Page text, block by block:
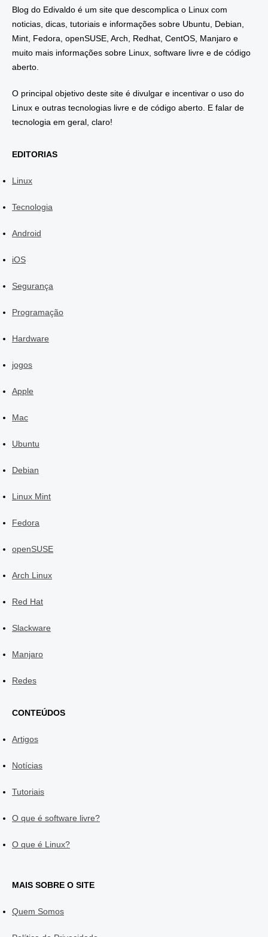
Blog do Edivaldo é um site que descomplica o Linux com
noticias, dicas, tutoriais e informações sobre Ubuntu, Debian,
Mint, Fedora, openSUSE, Arch, Redhat, CentOS, Manjaro e
muito mais informações sobre Linux, software livre e de código
aberto.
O principal objetivo deste site é divulgar e incentivar o uso do
Linux e outras tecnologias livre e de código aberto. E falar de
tecnologia em geral, claro!
EDITORIAS
Linux
Tecnologia
Android
iOS
Segurança
Programação
Hardware
jogos
Apple
Mac
Ubuntu
Debian
Linux Mint
Fedora
openSUSE
Arch Linux
Red Hat
Slackware
Manjaro
Redes
CONTEÚDOS
Artigos
Notícias
Tutoriais
O que é software livre?
O que é Linux?
MAIS SOBRE O SITE
Quem Somos